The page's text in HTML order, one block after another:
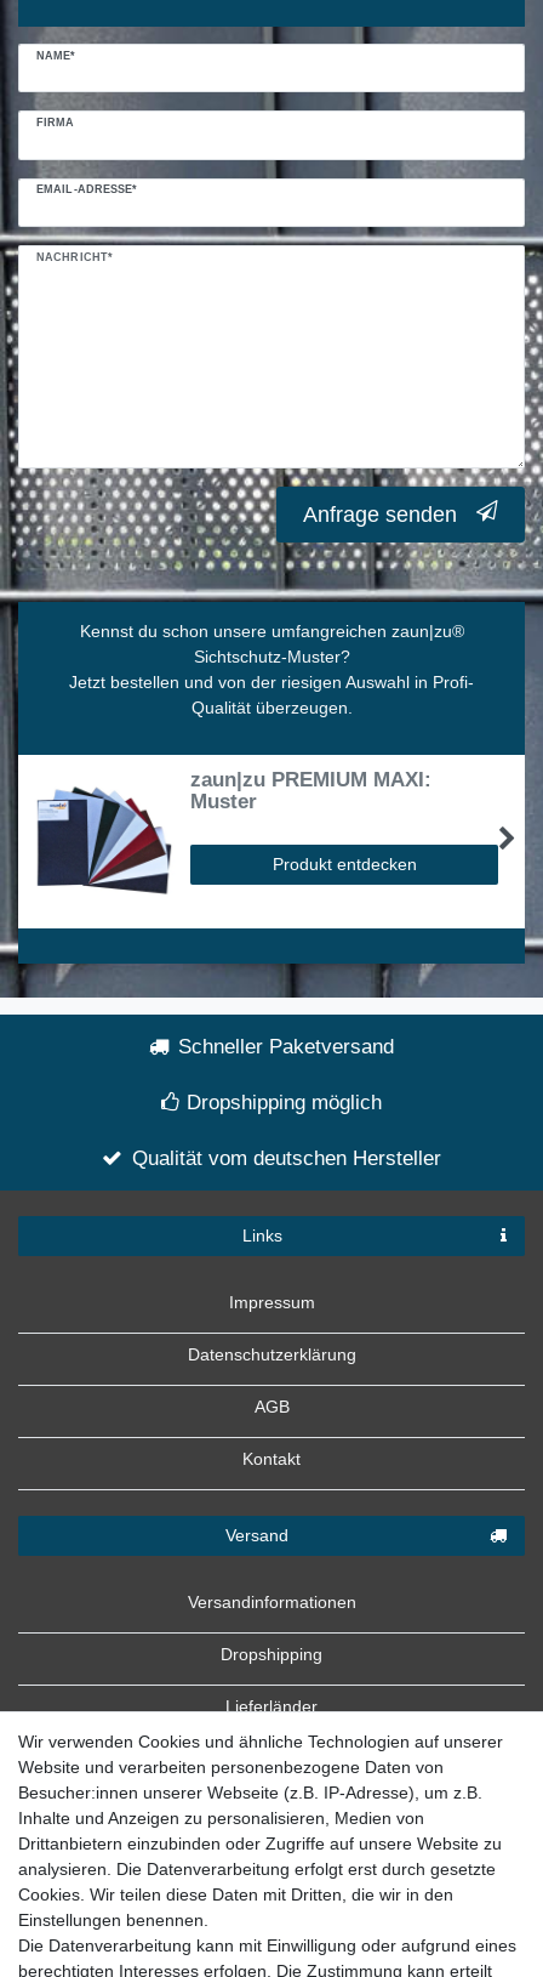
NAME*
FIRMA
EMAIL-ADRESSE*
NACHRICHT*
Anfrage senden
Kennst du schon unsere umfangreichen zaun|zu®
Sichtschutz-Muster?
Jetzt bestellen und von der riesigen Auswahl in Profi-
Qualität überzeugen.
zaun|zu PREMIUM MAXI:
Muster
Produkt entdecken
Schneller Paketversand
Dropshipping möglich
Qualität vom deutschen Hersteller
Links
Impressum
Datenschutzerklärung
AGB
Kontakt
Versand
Versandinformationen
Dropshipping
Lieferländer
Zahlung
Zahlungsbedingungen
Wir verwenden Cookies und ähnliche Technologien auf unserer
Website und verarbeiten personenbezogene Daten von
Besucher:innen unserer Webseite (z.B. IP-Adresse), um z.B.
Inhalte und Anzeigen zu personalisieren, Medien von
Drittanbietern einzubinden oder Zugriffe auf unsere Website zu
analysieren. Die Datenverarbeitung erfolgt erst durch gesetzte
Cookies. Wir teilen diese Daten mit Dritten, die wir in den
Einstellungen benennen.
Die Datenverarbeitung kann mit Einwilligung oder aufgrund eines
berechtigten Interesses erfolgen. Die Zustimmung kann erteilt